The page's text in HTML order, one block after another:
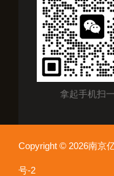
拿起手机扫
Copyright © 2026南京
号-2